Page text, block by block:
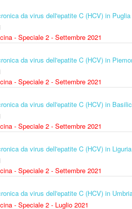
da virus dell'epatite C (HCV) in Puglia
- Speciale 2 - Settembre 2021
da virus dell'epatite C (HCV) in
- Speciale 2 - Settembre 2021
da virus dell'epatite C (HCV) in
- Speciale 2 - Settembre 2021
da virus dell'epatite C (HCV) in Liguria
- Speciale 2 - Settembre 2021
da virus dell'epatite C (HCV) in
- Speciale 2 - Luglio 2021